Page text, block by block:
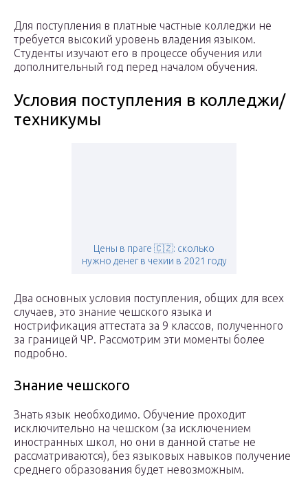
Для поступления в платные частные колледжи не
требуется высокий уровень владения языком.
Студенты изучают его в процессе обучения или
дополнительный год перед началом обучения.
Условия поступления в колледжи/
техникумы
Цены в праге 🇨🇿: сколько
нужно денег в чехии в 2021 году
Два основных условия поступления, общих для всех
случаев, это знание чешского языка и
нострификация аттестата за 9 классов, полученного
за границей ЧР. Рассмотрим эти моменты более
подробно.
Знание чешского
Знать язык необходимо. Обучение проходит
исключительно на чешском (за исключением
иностранных школ, но они в данной статье не
рассматриваются), без языковых навыков получение
среднего образования будет невозможным.